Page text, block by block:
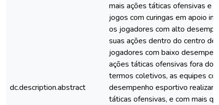
dc.description.abstract
mais ações táticas ofensivas e
jogos com curingas em apoio
os jogadores com alto
suas ações dentro do centro
jogadores com baixo
ações táticas ofensivas fora do
termos coletivos, as equipes
desempenho esportivo
táticas ofensivas, e com mais